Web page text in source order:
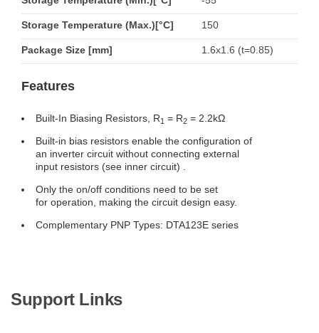
Storage Temperature (Max.)[°C] 150
Package Size [mm] 1.6x1.6 (t=0.85)
Features
Built-In Biasing Resistors, R1 = R2 = 2.2kΩ
Built-in bias resistors enable the configuration of
an inverter circuit without connecting external
input resistors (see inner circuit) .
Only the on/off conditions need to be set
for operation, making the circuit design easy.
Complementary PNP Types: DTA123E series
Support Links